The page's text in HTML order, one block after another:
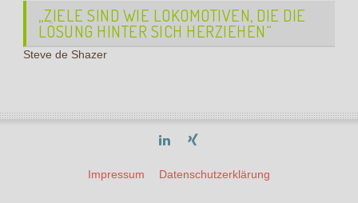
„ZIELE SIND WIE LOKOMOTIVEN, DIE DIE
LÖSUNG HINTER SICH HERZIEHEN“
Steve de Shazer
Impressum Datenschutzerklärung